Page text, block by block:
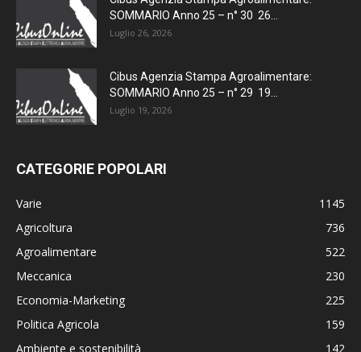
SOMMARIO Anno 25 – n° 30 26...
Luglio 26, 2026
Cibus Agenzia Stampa Agroalimentare:
SOMMARIO Anno 25 – n° 29 19...
Luglio 19, 2026
CATEGORIE POPOLARI
Varie
1145
Agricoltura
736
Agroalimentare
522
Meccanica
230
Economia-Marketing
225
Politica Agricola
159
Ambiente e sostenibilità
142